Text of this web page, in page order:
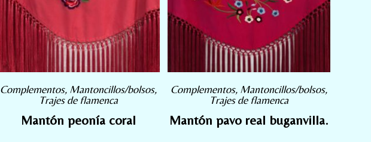
Complementos, Mantoncillos/bolsos,
Trajes de flamenca
Mantón peonía coral
Complementos, Mantoncillos/bolsos,
Trajes de flamenca
Mantón pavo real buganvilla.